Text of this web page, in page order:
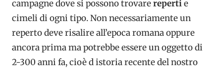
campagne dove si possono trovarerepertie
cimeli di ogni tipo. Non necessariamente un
reperto deve risalire all’epoca romana oppure
ancora prima ma potrebbe essere un oggetto di
2-300 anni fa, cioè d istoria recente del nostro